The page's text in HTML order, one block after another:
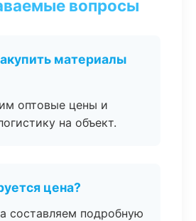
вопросы
материалы
оптовые цены и
на объект.
цена?
составляем подробную